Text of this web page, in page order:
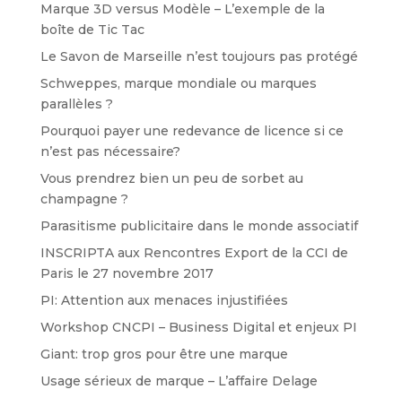
Marque 3D versus Modèle – L’exemple de la
boîte de Tic Tac
Le Savon de Marseille n’est toujours pas protégé
Schweppes, marque mondiale ou marques
parallèles ?
Pourquoi payer une redevance de licence si ce
n’est pas nécessaire?
Vous prendrez bien un peu de sorbet au
champagne ?
Parasitisme publicitaire dans le monde associatif
INSCRIPTA aux Rencontres Export de la CCI de
Paris le 27 novembre 2017
PI: Attention aux menaces injustifiées
Workshop CNCPI – Business Digital et enjeux PI
Giant: trop gros pour être une marque
Usage sérieux de marque – L’affaire Delage